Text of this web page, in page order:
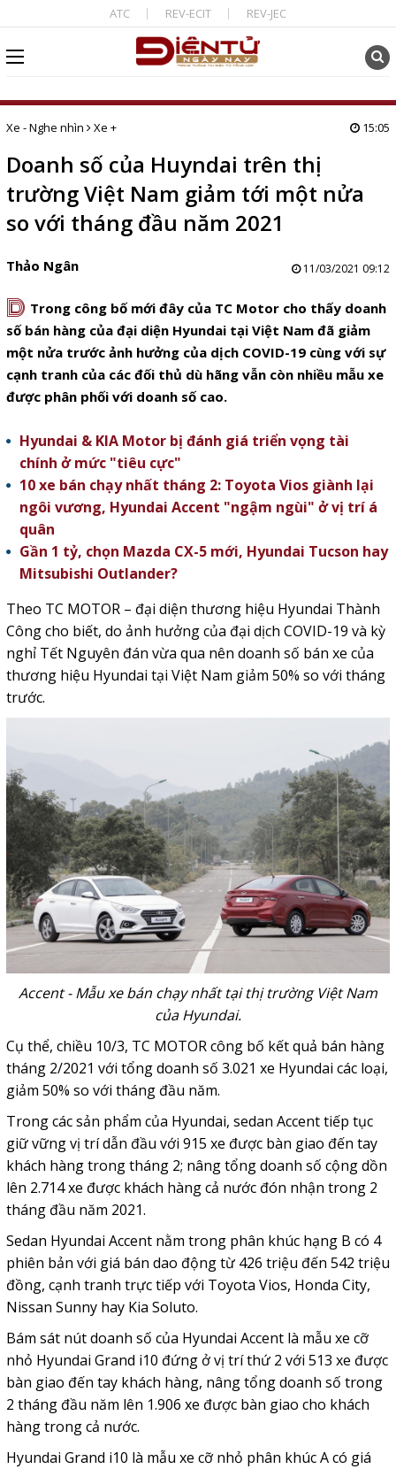
ATC REV-ECIT REV-JEC
Xe - Nghe nhìn Xe + 15:05
Doanh số của Huyndai trên thị
trường Việt Nam giảm tới một nửa
so với tháng đầu năm 2021
Thảo Ngân 11/03/2021 09:12
D Trong công bố mới đây của TC Motor cho thấy doanh
số bán hàng của đại diện Hyundai tại Việt Nam đã giảm
một nửa trước ảnh hưởng của dịch COVID-19 cùng với sự
cạnh tranh của các đối thủ dù hãng vẫn còn nhiều mẫu xe
được phân phối với doanh số cao.
Hyundai & KIA Motor bị đánh giá triển vọng tài
chính ở mức "tiêu cực"
10 xe bán chạy nhất tháng 2: Toyota Vios giành lại
ngôi vương, Hyundai Accent "ngậm ngùi" ở vị trí á
quân
Gần 1 tỷ, chọn Mazda CX-5 mới, Hyundai Tucson hay
Mitsubishi Outlander?
Theo TC MOTOR – đại diện thương hiệu Hyundai Thành
Công cho biết, do ảnh hưởng của đại dịch COVID-19 và kỳ
nghỉ Tết Nguyên đán vừa qua nên doanh số bán xe của
thương hiệu Hyundai tại Việt Nam giảm 50% so với tháng
trước.
Accent - Mẫu xe bán chạy nhất tại thị trường Việt Nam
của Hyundai.
Cụ thể, chiều 10/3, TC MOTOR công bố kết quả bán hàng
tháng 2/2021 với tổng doanh số 3.021 xe Hyundai các loại,
giảm 50% so với tháng đầu năm.
Trong các sản phẩm của Hyundai, sedan Accent tiếp tục
giữ vững vị trí dẫn đầu với 915 xe được bàn giao đến tay
khách hàng trong tháng 2; nâng tổng doanh số cộng dồn
lên 2.714 xe được khách hàng cả nước đón nhận trong 2
tháng đầu năm 2021.
Sedan Hyundai Accent nằm trong phân khúc hạng B có 4
phiên bản với giá bán dao động từ 426 triệu đến 542 triệu
đồng, cạnh tranh trực tiếp với Toyota Vios, Honda City,
Nissan Sunny hay Kia Soluto.
Bám sát nút doanh số của Hyundai Accent là mẫu xe cỡ
nhỏ Hyundai Grand i10 đứng ở vị trí thứ 2 với 513 xe được
bàn giao đến tay khách hàng, nâng tổng doanh số trong
2 tháng đầu năm lên 1.906 xe được bàn giao cho khách
hàng trong cả nước.
Hyundai Grand i10 là mẫu xe cỡ nhỏ phân khúc A có giá